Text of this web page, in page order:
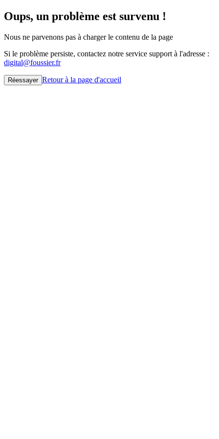
Oups, un problème est survenu !
Nous ne parvenons pas à charger le contenu de la page
Si le problème persiste, contactez notre service support à l'adresse :
digital@foussier.fr
Réessayer Retour à la page d'accueil